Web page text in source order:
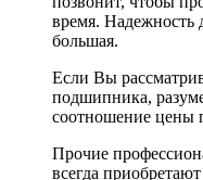
время. Надежность
большая.
Если Вы
подшипника,
соотношение цены
Прочие
всегда